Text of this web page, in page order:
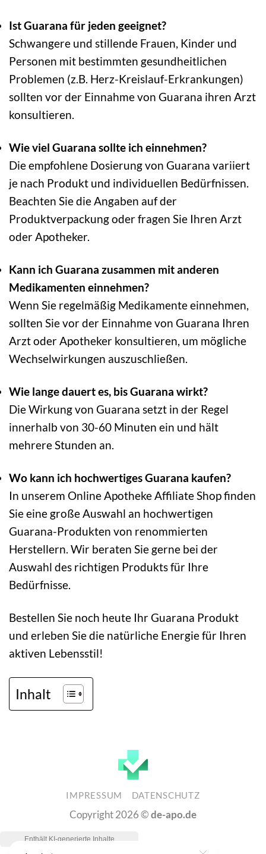
Ist Guarana für jeden geeignet?
Schwangere und stillende Frauen, Kinder und
Personen mit bestimmten gesundheitlichen
Problemen (z.B. Herz-Kreislauf-Erkrankungen)
sollten vor der Einnahme von Guarana ihren Arzt
konsultieren.
Wie viel Guarana sollte ich einnehmen?
Die empfohlene Dosierung von Guarana variiert
je nach Produkt und individuellen Bedürfnissen.
Beachten Sie die Angaben auf der
Produktverpackung oder fragen Sie Ihren Arzt
oder Apotheker.
Kann ich Guarana zusammen mit anderen
Medikamenten einnehmen?
Wenn Sie regelmäßig Medikamente einnehmen,
sollten Sie vor der Einnahme von Guarana Ihren
Arzt oder Apotheker konsultieren, um mögliche
Wechselwirkungen auszuschließen.
Wie lange dauert es, bis Guarana wirkt?
Die Wirkung von Guarana setzt in der Regel
innerhalb von 30-60 Minuten ein und hält
mehrere Stunden an.
Wo kann ich hochwertiges Guarana kaufen?
In unserem Online Apotheke Affiliate Shop finden
Sie eine große Auswahl an hochwertigen
Guarana-Produkten von renommierten
Herstellern. Wir beraten Sie gerne bei der
Auswahl des richtigen Produkts für Ihre
Bedürfnisse.
Bestellen Sie noch heute Ihr Guarana Produkt
und erleben Sie die natürliche Energie für Ihren
aktiven Lebensstil!
Inhalt
IMPRESSUM DATENSCHUTZ
Copyright 2026 ©de-apo.de